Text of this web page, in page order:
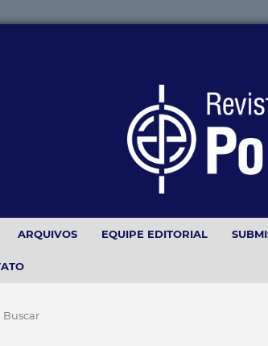
ARQUIVOS EQUIPE EDITORIAL
Buscar